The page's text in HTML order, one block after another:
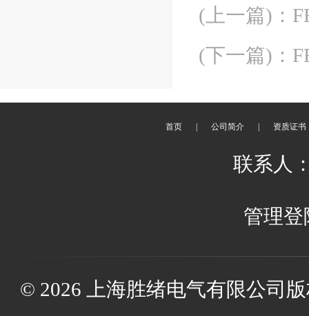
(上一篇) ：
(下一篇) ：
首页 公司简介 资质证书
联系人
管理登
© 2026 上海胜绪电气有限公司